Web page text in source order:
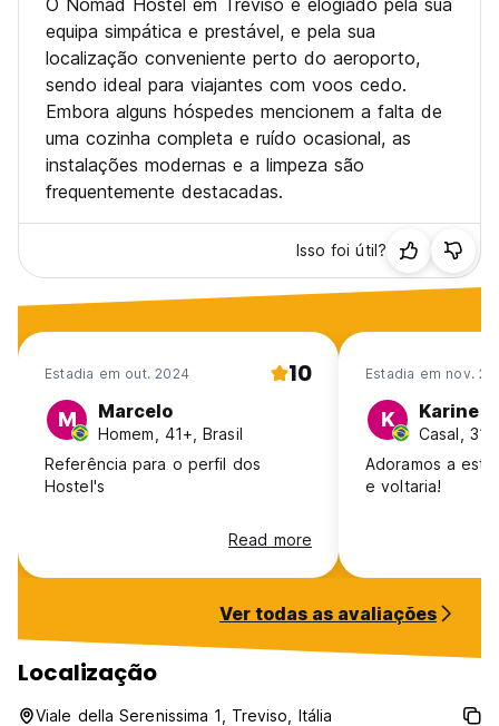
O Nomad Hostel em Treviso é elogiado pela sua
equipa simpática e prestável, e pela sua
localização conveniente perto do aeroporto,
sendo ideal para viajantes com voos cedo.
Embora alguns hóspedes mencionem a falta de
uma cozinha completa e ruído ocasional, as
instalações modernas e a limpeza são
frequentemente destacadas.
Isso foi útil?
Estadia em out. 2024 10
M Marcelo
Homem, 41+, Brasil
Referência para o perfil dos
Hostel's
Read more
Estadia em nov.
K Karine
Casal, 31-
Adoramos a
e voltaria!
Ver todas as avaliações
Localização
Viale della Serenissima 1, Treviso, Itália